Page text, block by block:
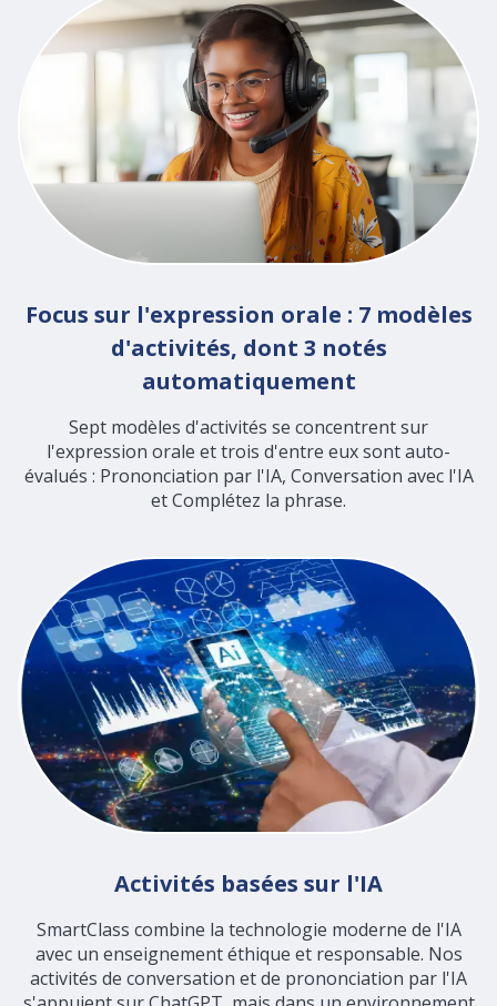
Focus sur l'expression orale : 7 modèles
d'activités, dont 3 notés
automatiquement
Sept modèles d'activités se concentrent sur
l'expression orale et trois d'entre eux sont auto-
évalués : Prononciation par l'IA, Conversation avec l'IA
et Complétez la phrase.
Activités basées sur l'IA
SmartClass combine la technologie moderne de l'IA
avec un enseignement éthique et responsable. Nos
activités de conversation et de prononciation par l'IA